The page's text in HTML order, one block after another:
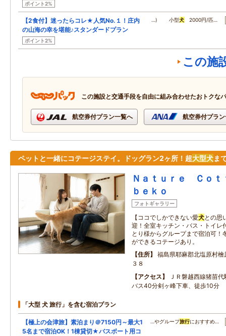
ポイント2%
【2食付】迷ったらコレ★人気No.１！庄内
の山海の幸を堪能♪スタンダードプラン
ポイント2%
…) 小型犬 2000円/匹…
この施
この施設と交通手段を自由に組み合わせたおトクな
航空券付プラン一覧へ 航空券付プラ
ペットと一緒にコテージステイ。ドッグラン2ヶ所！超大型犬ま
Ｎａｔｕｒｅ Ｃｏ
ｂｅｋｏ
フォトギャラリー
【ココでしかできない愛犬との思
迎！全室キッチン・バス・トイレ
とり様からグループまで宿泊可！
ができるコテージあり。
住所
福島県耶麻郡北塩原村
３８
アクセス
ＪＲ磐越西線猪苗
バス40分剣ヶ峰下車、徒歩10分
「大型 犬 旅行」を含む宿泊プラン
【極上の会津旅】素泊まり＠7150円～最大1
5名まで宿泊OK！1棟貸切★バスボート用コ
…やグループ旅行におすすめ…